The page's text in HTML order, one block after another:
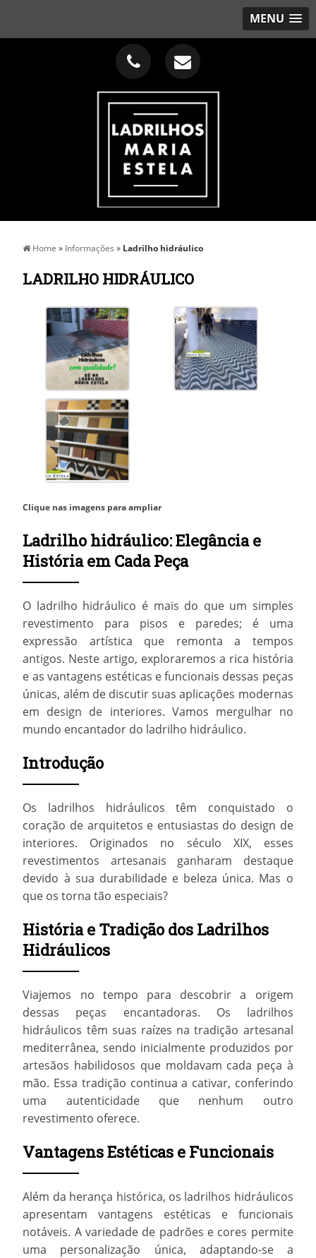
MENU
Home » Informações» Ladrilho hidráulico
LADRILHO HIDRÁULICO
Clique nas imagens para ampliar
Ladrilho hidráulico: Elegância e
História em Cada Peça
O ladrilho hidráulico é mais do que um simples
revestimento para pisos e paredes; é uma
expressão artística que remonta a tempos
antigos. Neste artigo, exploraremos a rica história
e as vantagens estéticas e funcionais dessas peças
únicas, além de discutir suas aplicações modernas
em design de interiores. Vamos mergulhar no
mundo encantador do ladrilho hidráulico.
Introdução
Os ladrilhos hidráulicos têm conquistado o
coração de arquitetos e entusiastas do design de
interiores. Originados no século XIX, esses
revestimentos artesanais ganharam destaque
devido à sua durabilidade e beleza única. Mas o
que os torna tão especiais?
História e Tradição dos Ladrilhos
Hidráulicos
Viajemos no tempo para descobrir a origem
dessas peças encantadoras. Os ladrilhos
hidráulicos têm suas raízes na tradição artesanal
mediterrânea, sendo inicialmente produzidos por
artesãos habilidosos que moldavam cada peça à
mão. Essa tradição continua a cativar, conferindo
uma autenticidade que nenhum outro
revestimento oferece.
Vantagens Estéticas e Funcionais
Além da herança histórica, os ladrilhos hidráulicos
apresentam vantagens estéticas e funcionais
notáveis. A variedade de padrões e cores permite
uma personalização única, adaptando-se a